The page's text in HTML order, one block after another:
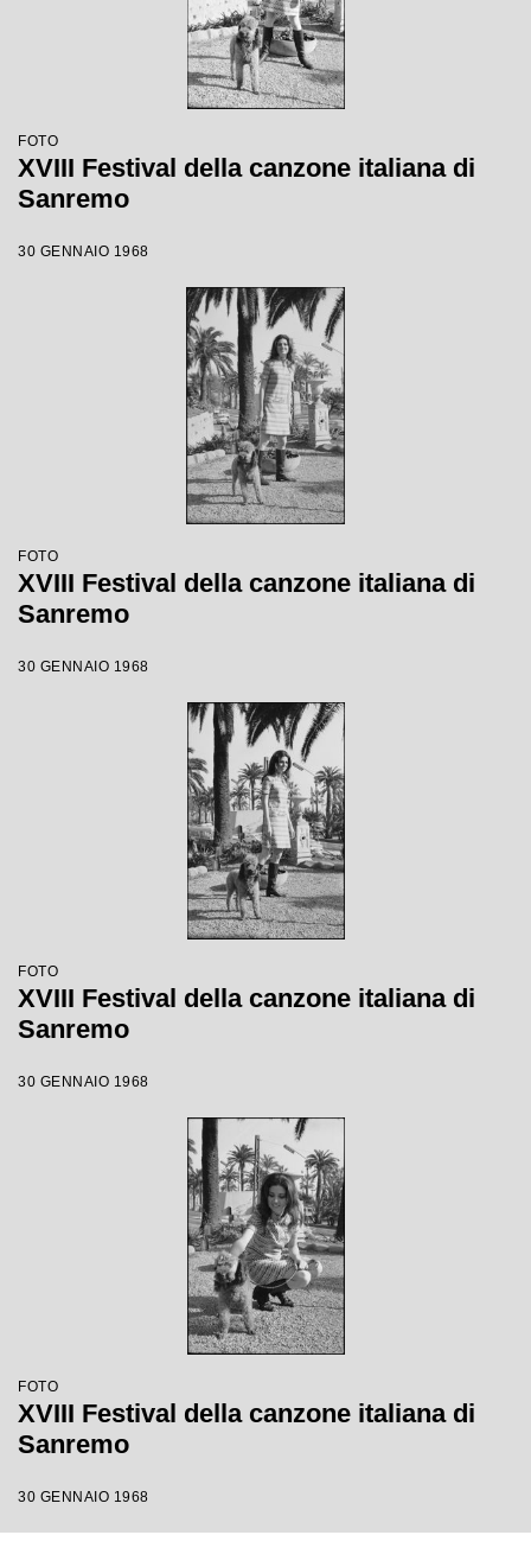
FOTO
XVIII Festival della canzone italiana di
Sanremo
30 GENNAIO 1968
FOTO
XVIII Festival della canzone italiana di
Sanremo
30 GENNAIO 1968
FOTO
XVIII Festival della canzone italiana di
Sanremo
30 GENNAIO 1968
FOTO
XVIII Festival della canzone italiana di
Sanremo
30 GENNAIO 1968